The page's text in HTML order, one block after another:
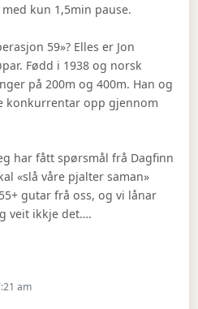
kun 1,5min pause.
59»? Elles er Jon
Fødd i 1938 og norsk
på 200m og 400m. Han og
konkurrentar opp gjennom
har fått spørsmål frå Dagfinn
«slå våre pjalter saman»
gutar frå oss, og vi lånar
veit ikkje det….
am